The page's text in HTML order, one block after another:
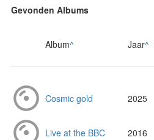
Gevonden Albums
Album^ Jaar^
Cosmic gold 2025
Live at the BBC 2016